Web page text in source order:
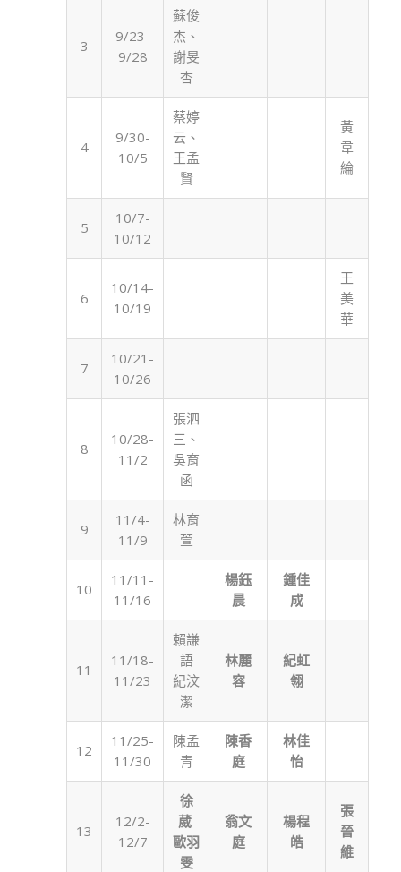
3
9/23-
9/28
蘇俊
杰、
謝旻
杏
4
9/30-
10/5
蔡婷
云、
王孟
賢
黃
韋
綸
5
10/7-
10/12
6
10/14-
10/19
王
美
華
7
10/21-
10/26
8
10/28-
11/2
張泗
三、
吳育
函
9
11/4-
11/9
林育
萱
10
11/11-
11/16
楊鈺
晨
鍾佳
成
11
11/18-
11/23
賴謙
語
紀汶
潔
林麗
容
紀虹
翎
12
11/25-
11/30
陳孟
青
陳香
庭
林佳
怡
13
12/2-
12/7
徐
葳
歐羽
雯
翁文
庭
楊程
皓
張
晉
維